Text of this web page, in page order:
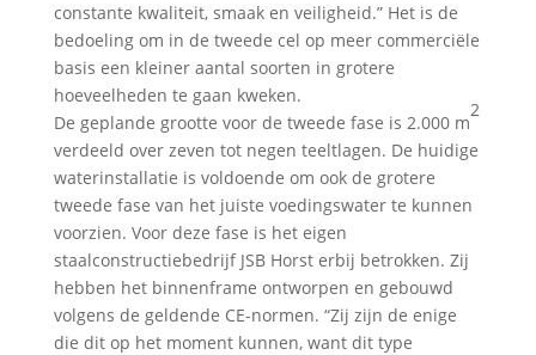
constante kwaliteit, smaak en veiligheid.” Het is de
bedoeling om in de tweede cel op meer commerciële
basis een kleiner aantal soorten in grotere
hoeveelheden te gaan kweken.
De geplande grootte voor de tweede fase is 2.000 m
2
verdeeld over zeven tot negen teeltlagen. De huidige
waterinstallatie is voldoende om ook de grotere
tweede fase van het juiste voedingswater te kunnen
voorzien. Voor deze fase is het eigen
staalconstructiebedrijf JSB Horst erbij betrokken. Zij
hebben het binnenframe ontworpen en gebouwd
volgens de geldende CE-normen. “Zij zijn de enige
die dit op het moment kunnen, want dit type